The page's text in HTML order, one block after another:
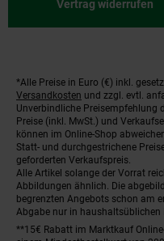
Vertrag widerrufen
Fußnoten
*Alle Preise in Euro (€) inkl.
Versandkosten und zzgl. evtl.
Unverbindliche Preisempfehlung
Preise (inkl. MwSt.) und
können im Online-Shop
Statt- und durchgestrichene
geforderten Verkaufspreis.
Alle Artikel solange der Vorrat
Abbildungen ähnlich. Die
begrenzten Angebots schon am
Abgabe nur in haushaltsüblichen
**15€ Rabatt im Marktkauf